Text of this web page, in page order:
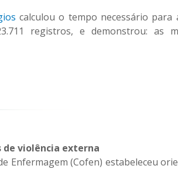
calculou o tempo necessário para
registros, e demonstrou:
de violência externa
Enfermagem (Cofen) estabeleceu